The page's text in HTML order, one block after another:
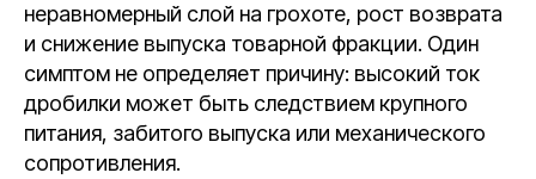
неравномерный слой на грохоте, рост возврата
и снижение выпуска товарной фракции. Один
симптом не определяет причину: высокий ток
дробилки может быть следствием крупного
питания, забитого выпуска или механического
сопротивления.